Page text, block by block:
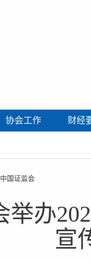
协会工作 财经
中国证监会
举办
宣